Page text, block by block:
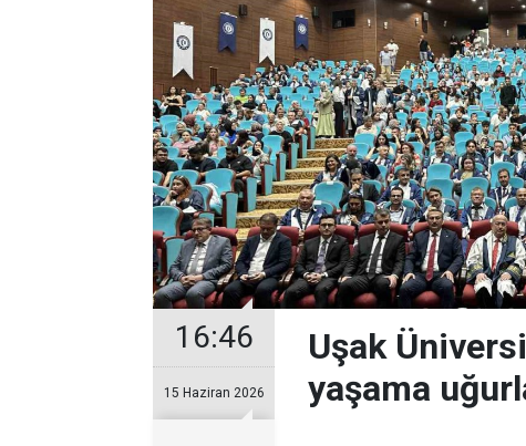
16:46
15 Haziran 2026
Uşak
yaşama